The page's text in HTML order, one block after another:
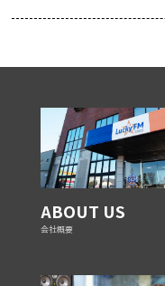
ABOUT US
会社概要